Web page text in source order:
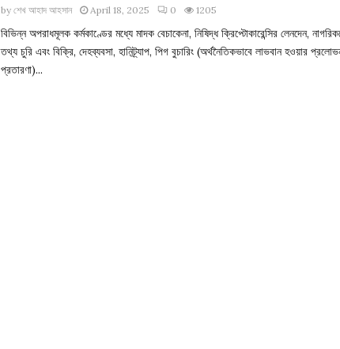
byশেখ আহাদ আহসান April 18, 2025 0 1205
বিভিন্ন অপরাধমূলক কর্মকাণ্ডের মধ্যে মাদক বেচাকেনা, নিষিদ্ধ ক্রিপ্টোকারেন্সির লেনদেন,
তথ্য চুরি এবং বিক্রি, দেহব্যবসা, হানিট্র্যাপ, পিগ বুচারিং (অর্থনৈতিকভাবে লাভবান হওয়ার
প্রতারণা)...